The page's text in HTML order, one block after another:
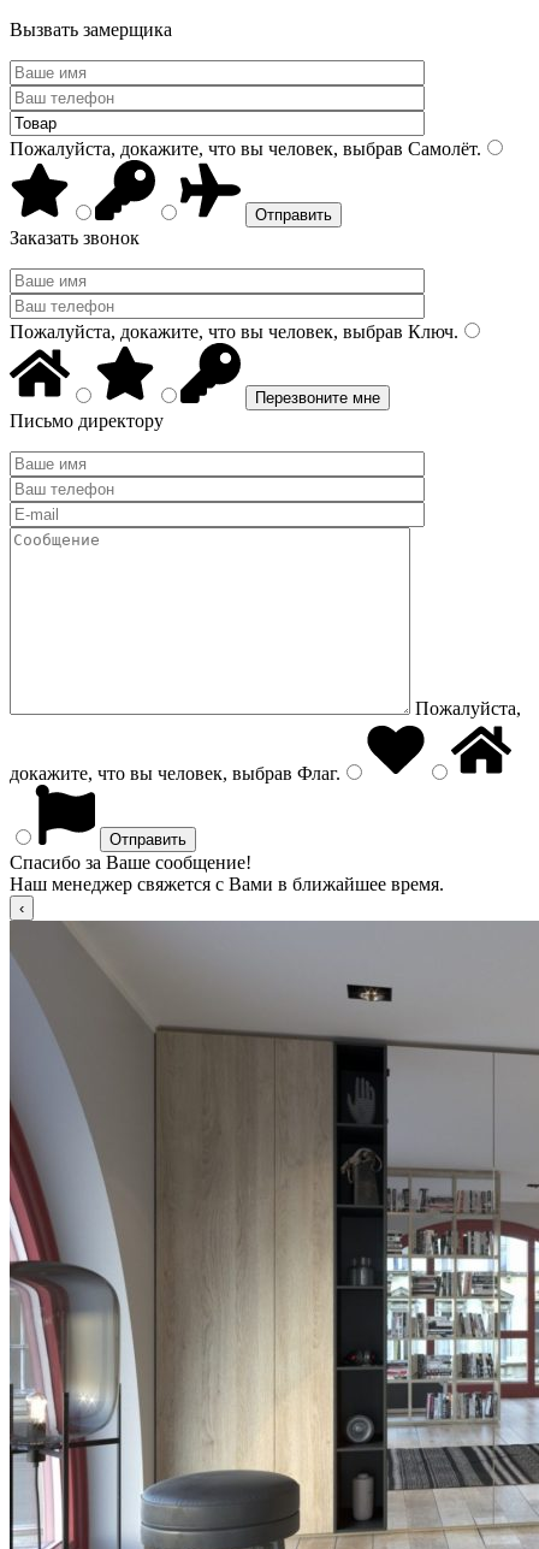
Вызвать замерщика
Пожалуйста, докажите, что вы человек, выбрав Самолёт.
Заказать звонок
Пожалуйста, докажите, что вы человек, выбрав Ключ.
Письмо директору
Пожалуйста,
докажите, что вы человек, выбрав Флаг.
Спасибо за Ваше сообщение!
Наш менеджер свяжется с Вами в ближайшее время.